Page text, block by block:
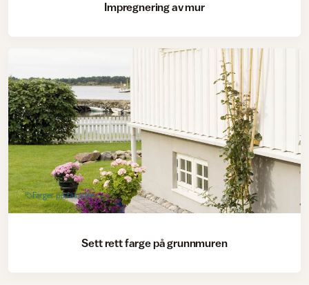
Impregnering av mur
Farger på fasader
Sett rett farge på grunnmuren